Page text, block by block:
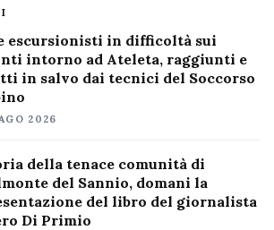
escursionisti in difficoltà sui
intorno ad Ateleta, raggiunti e
in salvo dai tecnici del Soccorso
2026
della tenace comunità di
del Sannio, domani la
del libro del giornalista
Di Primio